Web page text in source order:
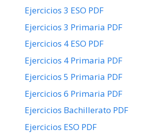
Ejercicios 3 ESO PDF
Ejercicios 3 Primaria PDF
Ejercicios 4 ESO PDF
Ejercicios 4 Primaria PDF
Ejercicios 5 Primaria PDF
Ejercicios 6 Primaria PDF
Ejercicios Bachillerato PDF
Ejercicios ESO PDF